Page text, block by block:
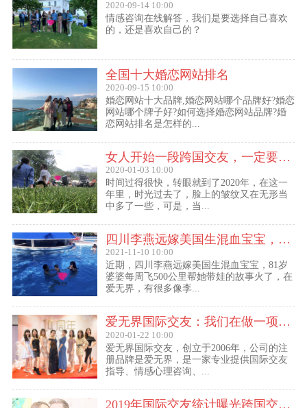
2020-09-14 10:00
情感咨询在线解答，我们是要选择自己喜欢
的，还是喜欢自己的？
全国十大婚恋网站排名
2020-09-15 10:00
婚恋网站十大品牌,婚恋网站哪个品牌好?婚恋
网站哪个牌子好?如何选择婚恋网站品牌?婚
恋网站排名是怎样的...
女人开始一段跨国交友，一定要问自己这几个问题
2020-01-03 10:00
时间过得很快，转眼就到了2020年，在这一
年里，时光过去了，脸上的皱纹又在无形当
中多了一些，可是，当...
四川李燕远嫁美国生混血宝宝，这些跨国交友的真实故事可能你还没听过！
2021-11-10 10:00
近期，四川李燕远嫁美国生混血宝宝，81岁
婆婆每周飞500公里帮她带娃的故事火了，在
爱无界，有很多像李...
爱无界国际交友：我们在做一项关于女人幸福的事业
2020-01-22 10:00
爱无界国际交友，创立于2006年，公司的注
册品牌是爱无界，是一家专业提供国际交友
指导、情感心理咨询、...
2019年国际交友统计曝光跨国交友惊人内幕：女性嫁给老外比男士娶外国老婆数量更多